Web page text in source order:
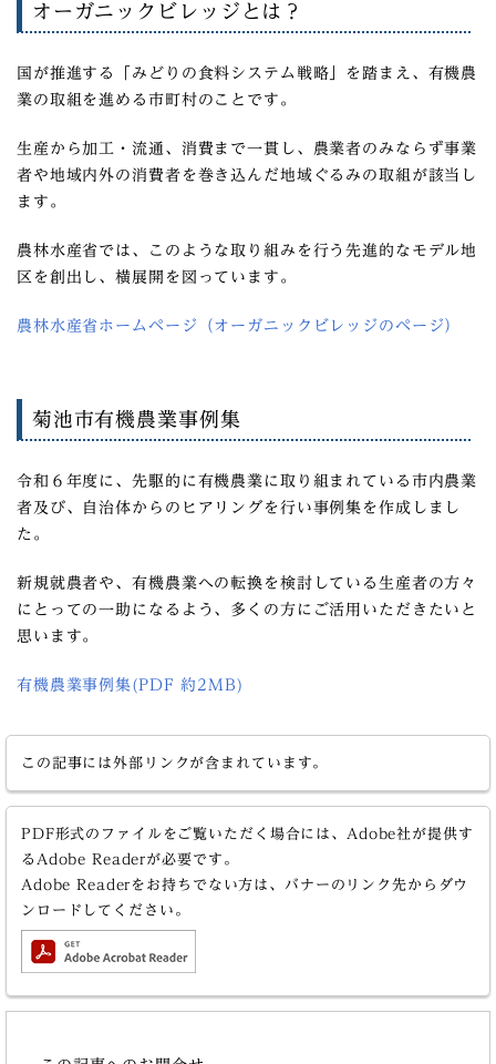
オーガニックビレッジとは？
国が推進する「みどりの食料システム戦略」を踏まえ、有機農
業の取組を進める市町村のことです。
生産から加工・流通、消費まで一貫し、農業者のみならず事業
者や地域内外の消費者を巻き込んだ地域ぐるみの取組が該当し
ます。
農林水産省では、このような取り組みを行う先進的なモデル地
区を創出し、横展開を図っています。
農林水産省ホームページ（オーガニックビレッジのページ）
菊池市有機農業事例集
令和６年度に、先駆的に有機農業に取り組まれている市内農業
者及び、自治体からのヒアリングを行い事例集を作成しまし
た。
新規就農者や、有機農業への転換を検討している生産者の方々
にとっての一助になるよう、多くの方にご活用いただきたいと
思います。
有機農業事例集(PDF 約2MB)
この記事には外部リンクが含まれています。
PDF形式のファイルをご覧いただく場合には、Adobe社が提供す
るAdobe Readerが必要です。
Adobe Readerをお持ちでない方は、バナーのリンク先からダウ
ンロードしてください。